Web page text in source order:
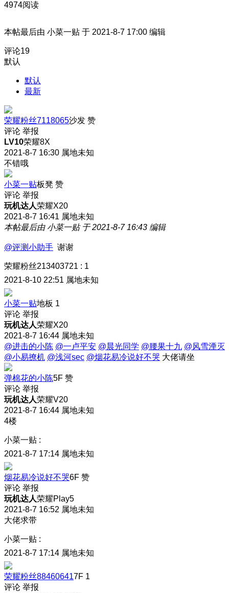
4974阅读
本帖最后由 小菜一贴 于 2021-8-7 17:00 编辑
评论19
默认
默认
最新
荣耀粉丝7118065沙发 赞
评论 举报
LV10荣耀8X
2021-8-7 16:30 属地未知
不错哦
小菜一贴板凳 赞
评论 举报
玩机达人荣耀X20
2021-8-7 16:41 属地未知
本帖最后由 小菜一贴 于 2021-8-7 16:43 编辑
@评测小助手 谢谢
荣耀粉丝213403721 : 1
2021-8-10 22:51 属地未知
小菜一贴地板 1
评论 举报
玩机达人荣耀X20
2021-8-7 16:44 属地未知
@进击的小陈 @一卢平安 @晨光同学 @腰果十九 @风雪湮灭
@小易撩机 @浅河sec @烟花易冷说好不哭 大佬请坐
弹棉花的小陈5F 赞
评论 举报
玩机达人荣耀V20
2021-8-7 16:44 属地未知
4楼
小菜一贴 :
2021-8-7 17:14 属地未知
烟花易冷说好不哭6F 赞
评论 举报
玩机达人荣耀Play5
2021-8-7 16:52 属地未知
大佬求带
小菜一贴 :
2021-8-7 17:14 属地未知
荣耀粉丝884606417F 1
评论 举报